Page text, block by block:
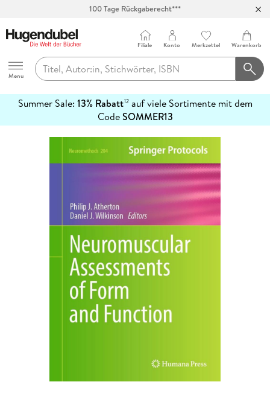
100 Tage Rückgaberecht***
Hugendubel
Menu
Filiale Konto Merkzettel Warenkorb
Summer Sale: 13% Rabatt12auf viele Sortimente mit dem
CodeSOMMER13
erfahren